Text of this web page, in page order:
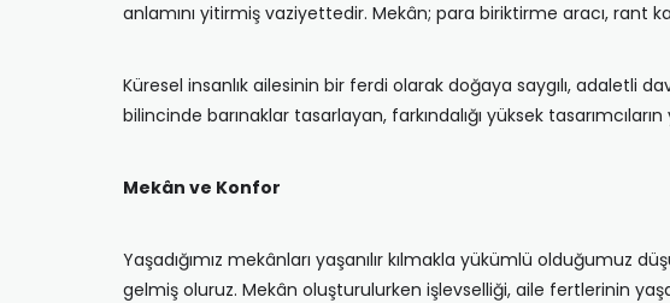
anlamını yitirmiş vaziyettedir. Mekân; para biriktirme aracı, rant
Küresel insanlık ailesinin bir ferdi olarak doğaya saygılı, adaletli
bilincinde barınaklar tasarlayan, farkındalığı yüksek
Mekân ve Konfor
Yaşadığımız mekânları yaşanılır kılmakla yükümlü
gelmiş oluruz. Mekân oluşturulurken işlevselliği, aile fertlerinin